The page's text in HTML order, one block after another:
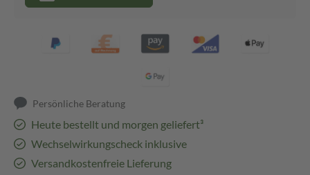
Persönliche Beratung
Heute bestellt und morgen geliefert³
Wechselwirkungscheck inklusive
Versandkostenfreie Lieferung